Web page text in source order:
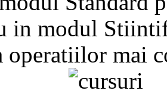
in modul
operatiilor mai